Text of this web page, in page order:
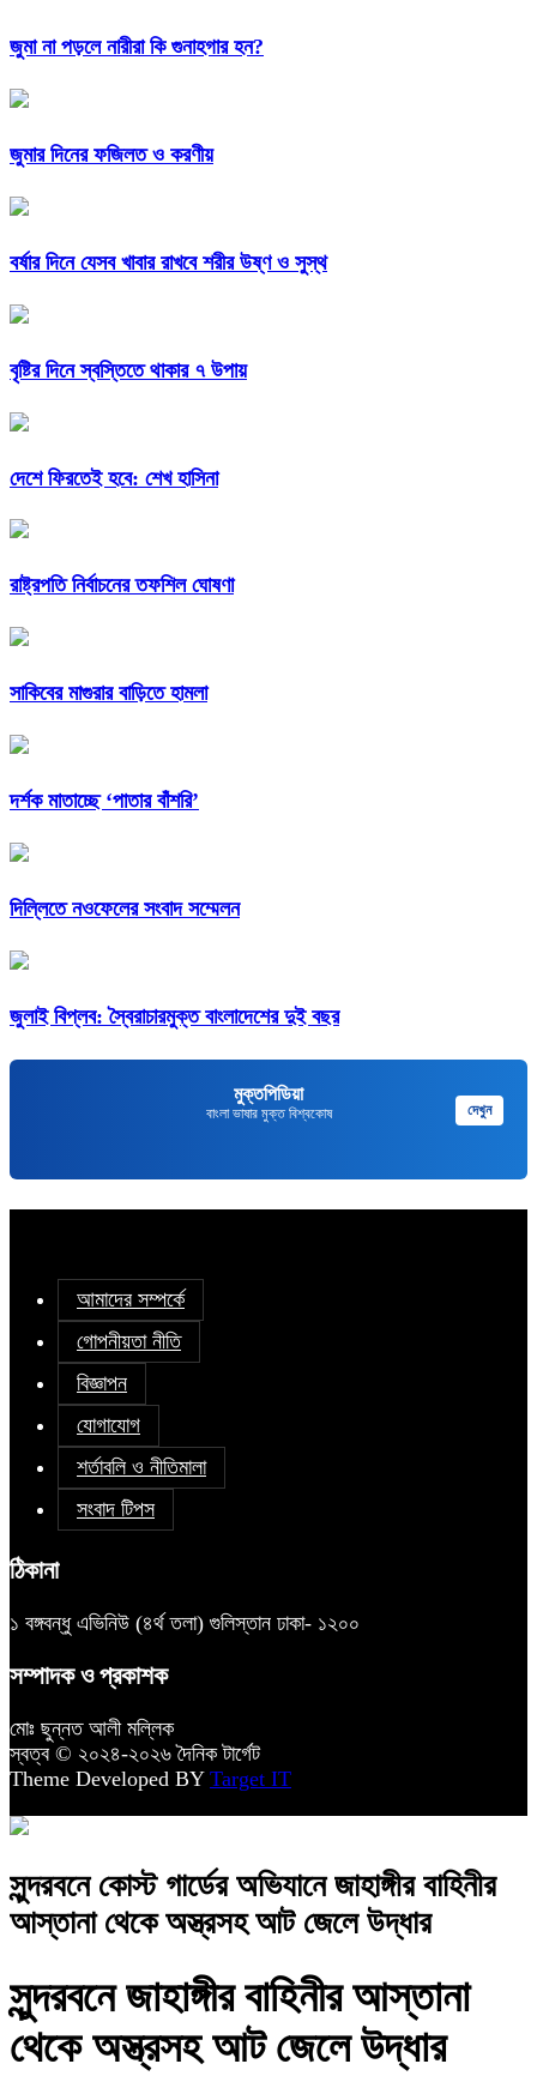
জুমা না পড়লে নারীরা কি গুনাহগার হন?
জুমার দিনের ফজিলত ও করণীয়
বর্ষার দিনে যেসব খাবার রাখবে শরীর উষ্ণ ও সুস্থ
বৃষ্টির দিনে স্বস্তিতে থাকার ৭ উপায়
দেশে ফিরতেই হবে: শেখ হাসিনা
রাষ্ট্রপতি নির্বাচনের তফশিল ঘোষণা
সাকিবের মাগুরার বাড়িতে হামলা
দর্শক মাতাচ্ছে ‘পাতার বাঁশরি’
দিল্লিতে নওফেলের সংবাদ সম্মেলন
জুলাই বিপ্লব: স্বৈরাচারমুক্ত বাংলাদেশের দুই বছর
মুক্তপিডিয়া
বাংলা ভাষার মুক্ত বিশ্বকোষ দেখুন
আমাদের সম্পর্কে
গোপনীয়তা নীতি
বিজ্ঞাপন
যোগাযোগ
শর্তাবলি ও নীতিমালা
সংবাদ টিপস
ঠিকানা
১ বঙ্গবন্ধু এভিনিউ (৪র্থ তলা) গুলিস্তান ঢাকা- ১২০০
সম্পাদক ও প্রকাশক
মোঃ ছুন্নত আলী মল্লিক
স্বত্ব © ২০২৪-২০২৬ দৈনিক টার্গেট
Theme Developed BY Target IT
সুন্দরবনে কোস্ট গার্ডের অভিযানে জাহাঙ্গীর বাহিনীর
আস্তানা থেকে অস্ত্রসহ আট জেলে উদ্ধার
সুন্দরবনে জাহাঙ্গীর বাহিনীর আস্তানা
থেকে অস্ত্রসহ আট জেলে উদ্ধার